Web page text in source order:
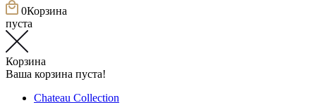
0Корзина
пуста
Корзина
Ваша корзина пуста!
Chateau Collection